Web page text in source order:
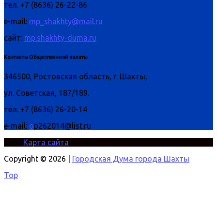
тел. +7 (8636) 26-22-86
e-mail: mp_shakhty@mail.ru
сайт: mp.shakhty-duma.ru
Контакты Общественной палаты
346500, Ростовская область, г. Шахты,
ул. Советская, 187/189.
тел. +7 (8636) 26-20-14
e-mail: op262014@list.ru
Карта сайта
Copyright © 2026 |
Городская Дума города Шахты
Top